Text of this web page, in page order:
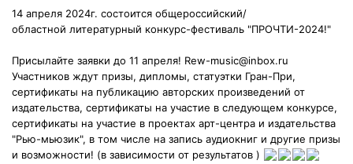
14 апреля 2024г. состоится общероссийский/
областной литературный конкурс-фестиваль "ПРОЧТИ-2024!"
Присылайте заявки до 11 апреля! Rew-music@inbox.ru
Участников ждут призы, дипломы, статуэтки Гран-При,
сертификаты на публикацию авторских произведений от
издательства, сертификаты на участие в следующем конкурсе,
сертификаты на участие в проектах арт-центра и издательства
"Рью-мьюзик", в том числе на запись аудиокниг и другие призы
и возможности! (в зависимости от результатов )